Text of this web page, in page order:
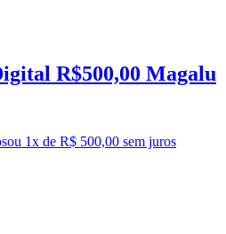
R$500,00 Magalu
ou 1x de R$ 500,00 sem juros